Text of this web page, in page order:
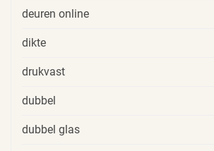
deuren online
dikte
drukvast
dubbel
dubbel glas